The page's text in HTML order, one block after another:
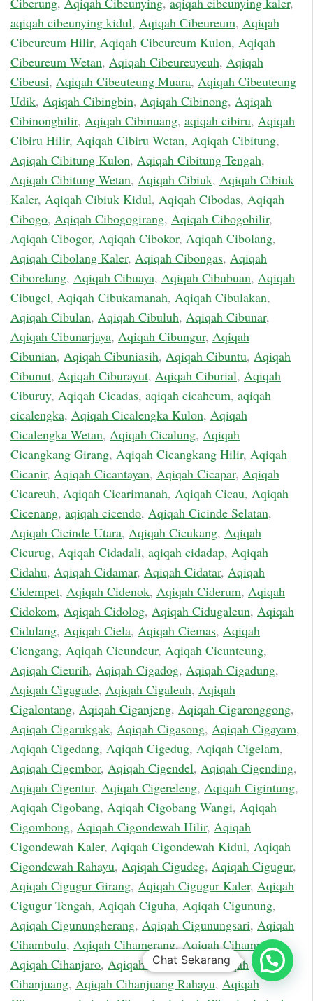
aqiqah cibeunying kidul, Aqiqah Cibeureum, Aqiqah
Cibeureum Hilir, Aqiqah Cibeureum Kulon, Aqiqah
Cibeureum Wetan, Aqiqah Cibeureuyeuh, Aqiqah
Cibeusi, Aqiqah Cibeuteung Muara, Aqiqah Cibeuteung
Udik, Aqiqah Cibingbin, Aqiqah Cibinong, Aqiqah
Cibinonghilir, Aqiqah Cibinuang, aqiqah cibiru, Aqiqah
Cibiru Hilir, Aqiqah Cibiru Wetan, Aqiqah Cibitung,
Aqiqah Cibitung Kulon, Aqiqah Cibitung Tengah,
Aqiqah Cibitung Wetan, Aqiqah Cibiuk, Aqiqah Cibiuk
Kaler, Aqiqah Cibiuk Kidul, Aqiqah Cibodas, Aqiqah
Cibogo, Aqiqah Cibogogirang, Aqiqah Cibogohilir,
Aqiqah Cibogor, Aqiqah Cibokor, Aqiqah Cibolang,
Aqiqah Cibolang Kaler, Aqiqah Cibongas, Aqiqah
Ciborelang, Aqiqah Cibuaya, Aqiqah Cibubuan, Aqiqah
Cibugel, Aqiqah Cibukamanah, Aqiqah Cibulakan,
Aqiqah Cibulan, Aqiqah Cibuluh, Aqiqah Cibunar,
Aqiqah Cibunarjaya, Aqiqah Cibungur, Aqiqah
Cibunian, Aqiqah Cibuniasih, Aqiqah Cibuntu, Aqiqah
Cibunut, Aqiqah Ciburayut, Aqiqah Ciburial, Aqiqah
Ciburuy, Aqiqah Cicadas, aqiqah cicaheum, aqiqah
cicalengka, Aqiqah Cicalengka Kulon, Aqiqah
Cicalengka Wetan, Aqiqah Cicalung, Aqiqah
Cicangkang Girang, Aqiqah Cicangkang Hilir, Aqiqah
Cicanir, Aqiqah Cicantayan, Aqiqah Cicapar, Aqiqah
Cicareuh, Aqiqah Cicarimanah, Aqiqah Cicau, Aqiqah
Cicenang, aqiqah cicendo, Aqiqah Cicinde Selatan,
Aqiqah Cicinde Utara, Aqiqah Cicukang, Aqiqah
Cicurug, Aqiqah Cidadali, aqiqah cidadap, Aqiqah
Cidahu, Aqiqah Cidamar, Aqiqah Cidatar, Aqiqah
Cidempet, Aqiqah Cidenok, Aqiqah Ciderum, Aqiqah
Cidokom, Aqiqah Cidolog, Aqiqah Cidugaleun, Aqiqah
Cidulang, Aqiqah Ciela, Aqiqah Ciemas, Aqiqah
Ciengang, Aqiqah Cieundeur, Aqiqah Cieunteung,
Aqiqah Cieurih, Aqiqah Cigadog, Aqiqah Cigadung,
Aqiqah Cigagade, Aqiqah Cigaleuh, Aqiqah
Cigalontang, Aqiqah Ciganjeng, Aqiqah Cigaronggong,
Aqiqah Cigarukgak, Aqiqah Cigasong, Aqiqah Cigayam,
Aqiqah Cigedang, Aqiqah Cigedug, Aqiqah Cigelam,
Aqiqah Cigembor, Aqiqah Cigendel, Aqiqah Cigending,
Aqiqah Cigentur, Aqiqah Cigereleng, Aqiqah Cigintung,
Aqiqah Cigobang, Aqiqah Cigobang Wangi, Aqiqah
Cigombong, Aqiqah Cigondewah Hilir, Aqiqah
Cigondewah Kaler, Aqiqah Cigondewah Kidul, Aqiqah
Cigondewah Rahayu, Aqiqah Cigudeg, Aqiqah Cigugur,
Aqiqah Cigugur Girang, Aqiqah Cigugur Kaler, Aqiqah
Cigugur Tengah, Aqiqah Ciguha, Aqiqah Cigunung,
Aqiqah Cigunungherang, Aqiqah Cigunungsari, Aqiqah
Cihambulu, Aqiqah Cihamerang,Aqiqah Cihampelas,
Aqiqah Cihanjaro, Aqiqah Cihanjawar,Aqiqah
Cihanjuang, Aqiqah Cihanjuang Rahayu, Aqiqah
Chat Sekarang